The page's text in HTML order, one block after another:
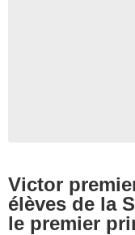
Victor
élèves de la
le premier